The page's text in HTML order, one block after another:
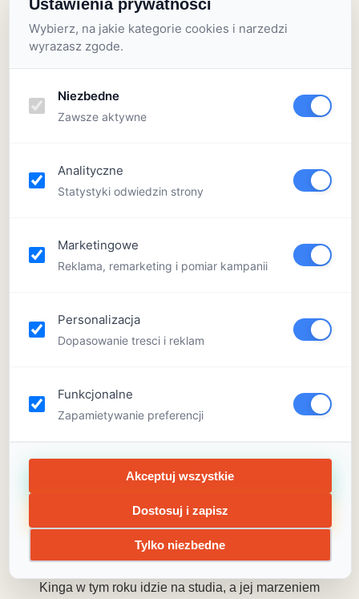
zespołowe, eksperymenty przyrodnicze i chętnie
dzieli się swoją pasją do gry w szachy.
Specjalnej na Uniwersytecie Gdańskim.
Doświadczenie w pracy z dziećmi zdobywa
czasie uwielbia podróżować i czytać książki. Jest
miłośniczką psów.
Ogólnokształcące i od września planuje studiować.
Od najmłodszych lat zajmuje się dziećmi, od 4 lat
jest przyboczną w gromadzie zuchowej. Uwielbia
podróże, odwiedzać nowe miejsca i robić szalone
rzeczy. Jest osobą energiczną i charyzmatyczną.
Kinga
Kinga w tym roku idzie na studia, a jej marzeniem
Ustawienia prywatnosci
Wybierz, na jakie kategorie cookies i narzedzi
wyrazasz zgode.
Niezbedne
Zawsze aktywne
Analityczne
Statystyki odwiedzin strony
Marketingowe
Reklama, remarketing i pomiar kampanii
Personalizacja
Dopasowanie tresci i reklam
Funkcjonalne
Zapamietywanie preferencji
Akceptuj wszystkie
Dostosuj i zapisz
Tylko niezbedne